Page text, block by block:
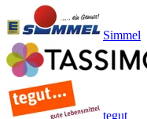
Simmel
tegut